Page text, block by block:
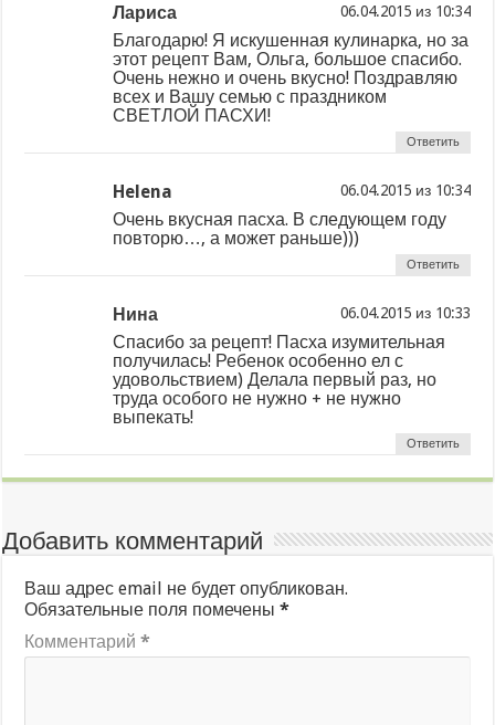
Лариса из
Благодарю! Я искушенная кулинарка, но за
этот рецепт Вам, Ольга, большое спасибо.
Очень нежно и очень вкусно! Поздравляю
всех и Вашу семью с праздником
СВЕТЛОЙ ПАСХИ!
Ответить
Helena из
Очень вкусная пасха. В следующем году
повторю…, а может раньше)))
Ответить
Нина из
Спасибо за рецепт! Пасха изумительная
получилась! Ребенок особенно ел с
удовольствием) Делала первый раз, но
труда особого не нужно + не нужно
выпекать!
Ответить
Добавить комментарий
Ваш адрес email не будет опубликован.
Обязательные поля помечены*
Комментарий*